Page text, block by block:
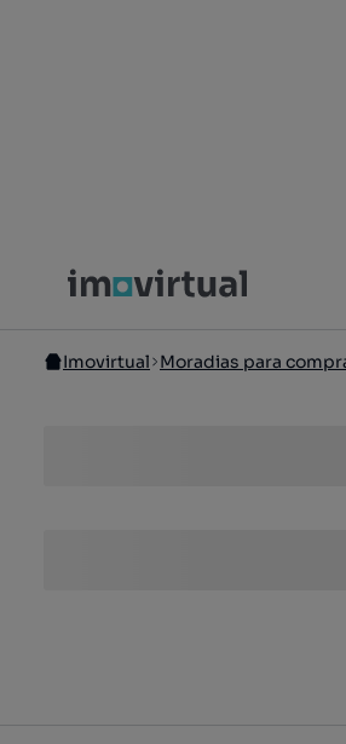
Imovirtual Moradias para